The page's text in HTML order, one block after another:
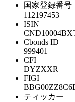
国家登録番号
112197453
ISIN
Cbonds ID
999401
CFI
DYZXXR
FIGI
ティッカー